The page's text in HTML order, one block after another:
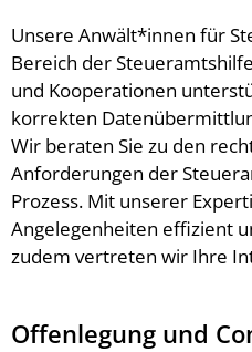
Unsere Anwält*innen für
Bereich der
und Kooperationen
korrekten
Wir beraten Sie zu den
Anforderungen der
Prozess. Mit unserer
Angelegenheiten effizient
zudem vertreten wir Ihre
Offenlegung und